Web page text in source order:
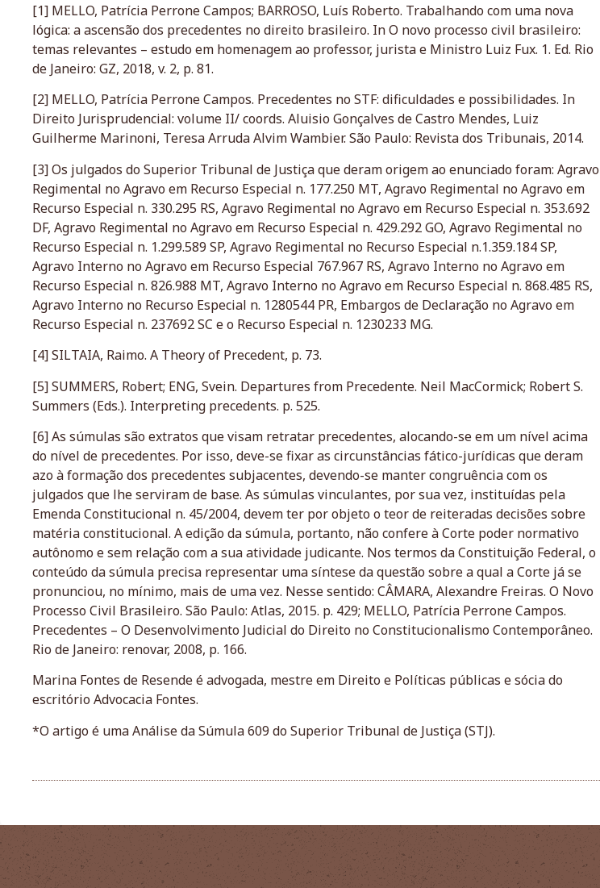
[1] MELLO, Patrícia Perrone Campos; BARROSO, Luís Roberto. Trabalhando com uma nova
lógica: a ascensão dos precedentes no direito brasileiro. In O novo processo civil brasileiro:
temas relevantes – estudo em homenagem ao professor, jurista e Ministro Luiz Fux. 1. Ed. Rio
de Janeiro: GZ, 2018, v. 2, p. 81.
[2] MELLO, Patrícia Perrone Campos. Precedentes no STF: dificuldades e possibilidades. In
Direito Jurisprudencial: volume II/ coords. Aluisio Gonçalves de Castro Mendes, Luiz
Guilherme Marinoni, Teresa Arruda Alvim Wambier. São Paulo: Revista dos Tribunais, 2014.
[3] Os julgados do Superior Tribunal de Justiça que deram origem ao enunciado foram: Agravo
Regimental no Agravo em Recurso Especial n. 177.250 MT, Agravo Regimental no Agravo em
Recurso Especial n. 330.295 RS, Agravo Regimental no Agravo em Recurso Especial n. 353.692
DF, Agravo Regimental no Agravo em Recurso Especial n. 429.292 GO, Agravo Regimental no
Recurso Especial n. 1.299.589 SP, Agravo Regimental no Recurso Especial n.1.359.184 SP,
Agravo Interno no Agravo em Recurso Especial 767.967 RS, Agravo Interno no Agravo em
Recurso Especial n. 826.988 MT, Agravo Interno no Agravo em Recurso Especial n. 868.485 RS,
Agravo Interno no Recurso Especial n. 1280544 PR, Embargos de Declaração no Agravo em
Recurso Especial n. 237692 SC e o Recurso Especial n. 1230233 MG.
[4] SILTAIA, Raimo. A Theory of Precedent, p. 73.
[5] SUMMERS, Robert; ENG, Svein. Departures from Precedente. Neil MacCormick; Robert S.
Summers (Eds.). Interpreting precedents. p. 525.
[6] As súmulas são extratos que visam retratar precedentes, alocando-se em um nível acima
do nível de precedentes. Por isso, deve-se fixar as circunstâncias fático-jurídicas que deram
azo à formação dos precedentes subjacentes, devendo-se manter congruência com os
julgados que lhe serviram de base. As súmulas vinculantes, por sua vez, instituídas pela
Emenda Constitucional n. 45/2004, devem ter por objeto o teor de reiteradas decisões sobre
matéria constitucional. A edição da súmula, portanto, não confere à Corte poder normativo
autônomo e sem relação com a sua atividade judicante. Nos termos da Constituição Federal, o
conteúdo da súmula precisa representar uma síntese da questão sobre a qual a Corte já se
pronunciou, no mínimo, mais de uma vez. Nesse sentido: CÂMARA, Alexandre Freiras. O Novo
Processo Civil Brasileiro. São Paulo: Atlas, 2015. p. 429; MELLO, Patrícia Perrone Campos.
Precedentes – O Desenvolvimento Judicial do Direito no Constitucionalismo Contemporâneo.
Rio de Janeiro: renovar, 2008, p. 166.
Marina Fontes de Resende é advogada, mestre em Direito e Políticas públicas e sócia do
escritório Advocacia Fontes.
*O artigo é uma Análise da Súmula 609 do Superior Tribunal de Justiça (STJ).